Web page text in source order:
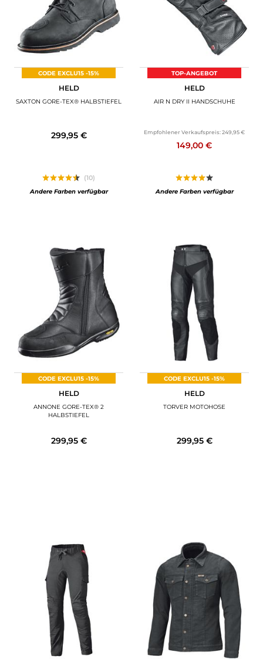
CODE EXCLU15 -15%
HELD
SAXTON GORE-TEX® HALBSTIEFEL
299,95 €
(10)
Andere Farben verfügbar
TOP-ANGEBOT
HELD
AIR N DRY II HANDSCHUHE
Empfohlener Verkaufspreis:249,95 €
149,00 €
Andere Farben verfügbar
CODE EXCLU15 -15%
HELD
ANNONE GORE-TEX® 2
HALBSTIEFEL
299,95 €
CODE EXCLU15 -15%
HELD
TORVER MOTOHOSE
299,95 €